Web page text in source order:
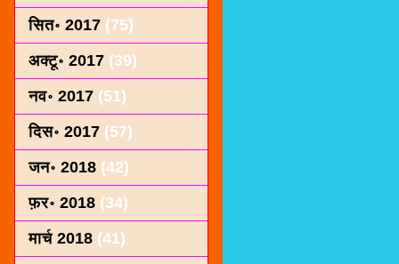
सित॰ 2017 (75)
अक्टू॰ 2017 (39)
नव॰ 2017 (51)
दिस॰ 2017 (57)
जन॰ 2018 (42)
फ़र॰ 2018 (34)
मार्च 2018 (41)